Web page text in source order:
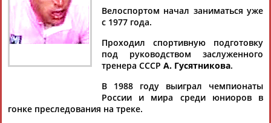
Дмитрий
АБАРЕНОВ
Тамилла
АБАСОВА
Рамазан
АБАЧАРАЕВ
Ростом
БУЛАТОВА
АББЯСОВА
Акжана
Артур
АБДРАХМАНОВ
Велоспортом начал заниматься уже
с 1977 года.
Проходил спортивную подготовку
под руководством заслуженного
тренера СССР А. Гусятникова.
В 1988 году выиграл чемпионаты
России и мира среди юниоров в
гонке преследования на треке.